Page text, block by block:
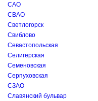
САО
СВАО
Светлогорск
Свиблово
Севастопольская
Селигерская
Семеновская
Серпуховская
СЗАО
Славянский бульвар